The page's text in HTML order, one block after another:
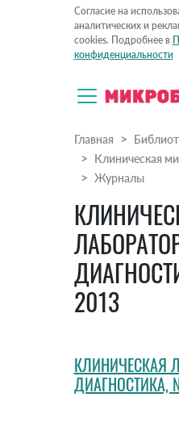
Согласие на
аналитических и
cookies. Подробнее в
конфиденциальности
Главная
Клиническая
Журналы
2013
КЛИНИЧЕСКАЯ
ДИАГНОСТИКА,